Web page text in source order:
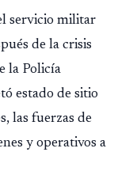
servicio militar
de la crisis
la Policía
estado de sitio
las fuerzas de
y operativos a